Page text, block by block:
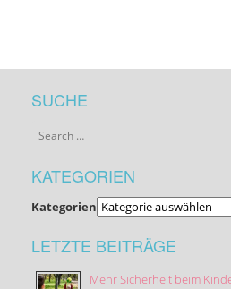
SUCHE
KATEGORIEN
Kategorien
LETZTE BEITRÄGE
Mehr Sicherheit beim